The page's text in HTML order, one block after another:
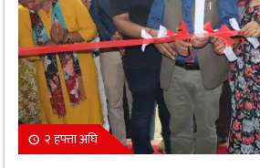
२ हफ्ता अघि